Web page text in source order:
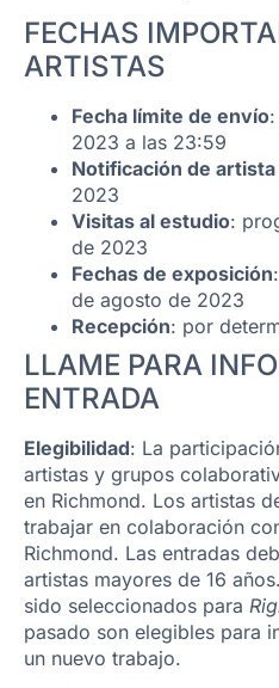
FECHAS
ARTISTAS
Fecha límite de envío
2023 a las 23:59
Notificación de
2023
Visitas al estudio:
de 2023
Fechas de exposición
de agosto de 2023
Recepción: por
LLAME PARA
ENTRADA
Elegibilidad: La
artistas y grupos
en Richmond. Los artistas
trabajar en colaboración
Richmond. Las entradas
artistas mayores de 16
sido seleccionados para
pasado son elegibles para
un nuevo trabajo.